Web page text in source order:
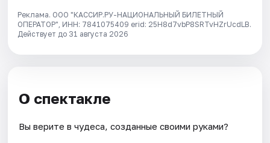
Реклама. ООО "КАССИР.РУ-НАЦИОНАЛЬНЫЙ БИЛЕТНЫЙ
ОПЕРАТОР", ИНН: 7841075409 erid: 25H8d7vbP8SRTvHZrUcdLB.
Действует до 31 августа 2026
О спектакле
Вы верите в чудеса, созданные своими руками?